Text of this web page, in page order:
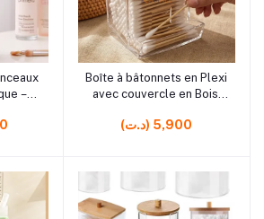
–
rrrrrr22
Ajouter au panier
Boîte à bâtonnets en Plexi
avec couvercle en Bois,
hygiénique
(د.ت) 5,900